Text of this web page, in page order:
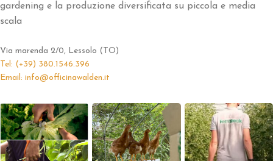
gardening e la produzione diversificata su piccola e media
scala
Via marenda 2/0, Lessolo (TO)
Tel: (+39) 380.1546.396
Email: info@officinawalden.it